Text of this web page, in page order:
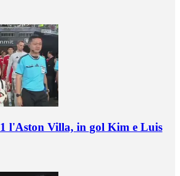
l'Aston Villa, in gol Kim e Luis